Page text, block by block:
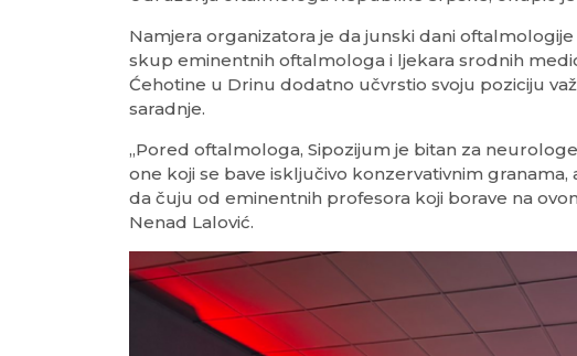
Namjera organizatora je da junski dani
skup eminentnih oftalmologa i ljekara srodnih
Ćehotine u Drinu dodatno učvrstio svoju poziciju
saradnje.
„Pored oftalmologa, Sipozijum je bitan za
one koji se bave isključivo konzervativnim
da čuju od eminentnih profesora koji borave na
Nenad Lalović.